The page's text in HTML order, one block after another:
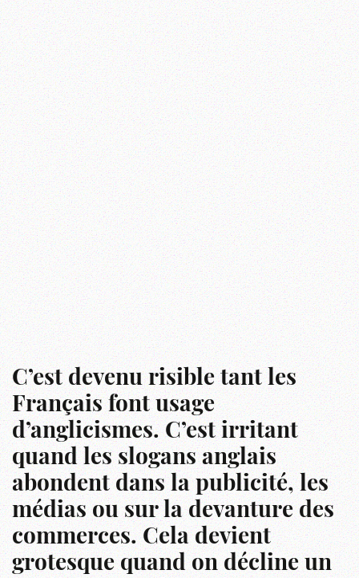
C’est devenu risible tant les
Français font usage
d’anglicismes. C’est irritant
quand les slogans anglais
abondent dans la publicité, les
médias ou sur la devanture des
commerces. Cela devient
grotesque quand on décline un